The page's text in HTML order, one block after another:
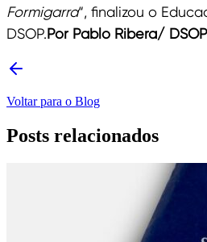
Formigarra“, finalizou o
DSOP.Por Pablo Ribera/ DSOP
Voltar para o Blog
Posts relacionados